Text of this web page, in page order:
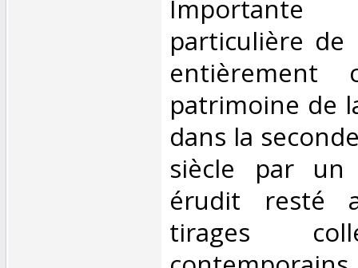
particulière de
entièrement
patrimoine de
dans la
siècle par un
érudit resté
tirages